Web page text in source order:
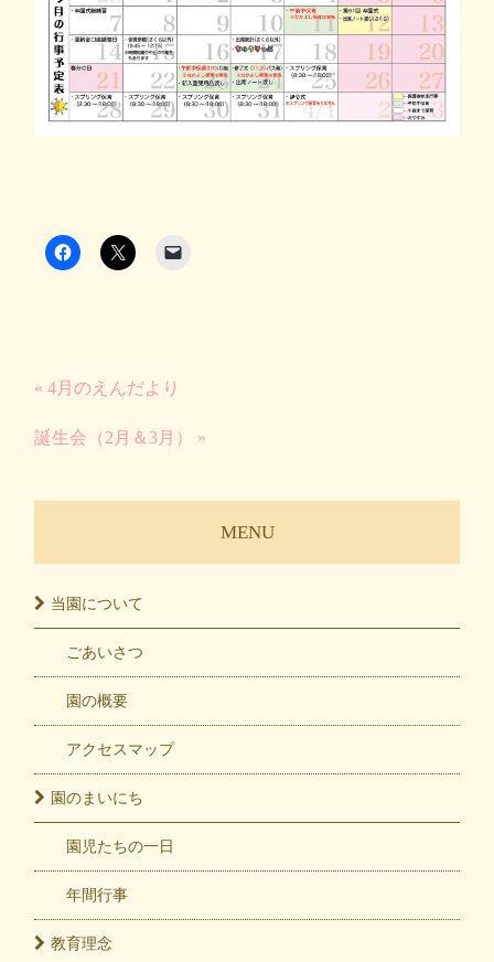
« 4月のえんだより
誕生会（2月＆3月） »
MENU
当園について
ごあいさつ
園の概要
アクセスマップ
園のまいにち
園児たちの一日
年間行事
教育理念